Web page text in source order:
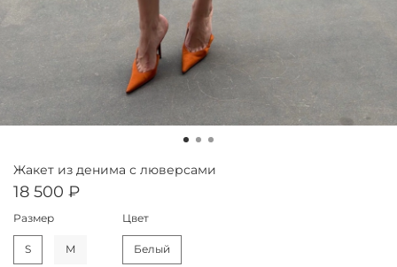
Жакет из денима с люверсами
18 500 ₽
Размер
S M
Цвет
Белый